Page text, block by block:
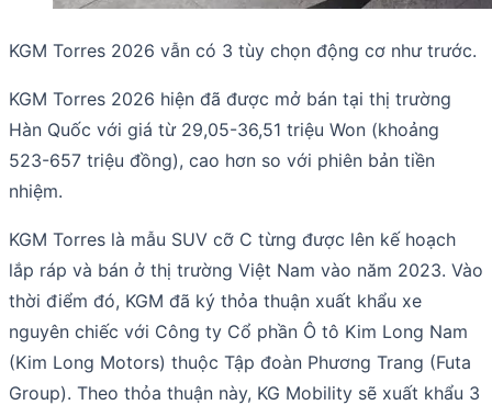
KGM Torres 2026 vẫn có 3 tùy chọn động cơ như trước.
KGM Torres 2026 hiện đã được mở bán tại thị trường
Hàn Quốc với giá từ 29,05-36,51 triệu Won (khoảng
523-657 triệu đồng), cao hơn so với phiên bản tiền
nhiệm.
KGM Torres là mẫu SUV cỡ C từng được lên kế hoạch
lắp ráp và bán ở thị trường Việt Nam vào năm 2023. Vào
thời điểm đó, KGM đã ký thỏa thuận xuất khẩu xe
nguyên chiếc với Công ty Cổ phần Ô tô Kim Long Nam
(Kim Long Motors) thuộc Tập đoàn Phương Trang (Futa
Group). Theo thỏa thuận này, KG Mobility sẽ xuất khẩu 3